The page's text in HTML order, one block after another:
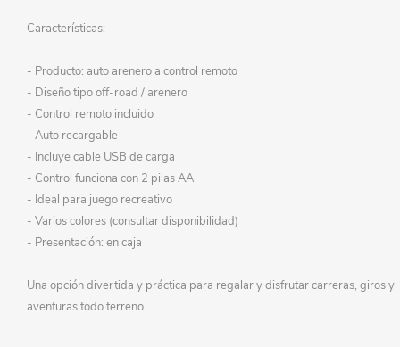
Características:
- Producto: auto arenero a control remoto
- Diseño tipo off-road / arenero
- Control remoto incluido
- Auto recargable
- Incluye cable USB de carga
- Control funciona con 2 pilas AA
- Ideal para juego recreativo
- Varios colores (consultar disponibilidad)
- Presentación: en caja
Una opción divertida y práctica para regalar y disfrutar carreras, giros y
aventuras todo terreno.